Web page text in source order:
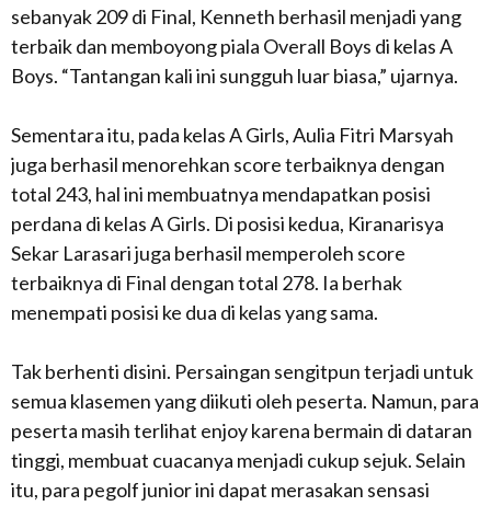
sebanyak 209 di Final, Kenneth berhasil menjadi yang
terbaik dan memboyong piala Overall Boys di kelas A
Boys. “Tantangan kali ini sungguh luar biasa,” ujarnya.
Sementara itu, pada kelas A Girls, Aulia Fitri Marsyah
juga berhasil menorehkan score terbaiknya dengan
total 243, hal ini membuatnya mendapatkan posisi
perdana di kelas A Girls. Di posisi kedua, Kiranarisya
Sekar Larasari juga berhasil memperoleh score
terbaiknya di Final dengan total 278. Ia berhak
menempati posisi ke dua di kelas yang sama.
Tak berhenti disini. Persaingan sengitpun terjadi untuk
semua klasemen yang diikuti oleh peserta. Namun, para
peserta masih terlihat enjoykarena bermain di dataran
tinggi, membuat cuacanya menjadi cukup sejuk. Selain
itu, para pegolf junior ini dapat merasakan sensasi